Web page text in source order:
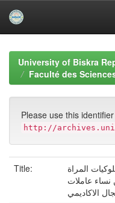
navigationUniversity of Biskra
Faculté des
Please use this
http://
Title:
المراة
عاملات
الاكاديمي